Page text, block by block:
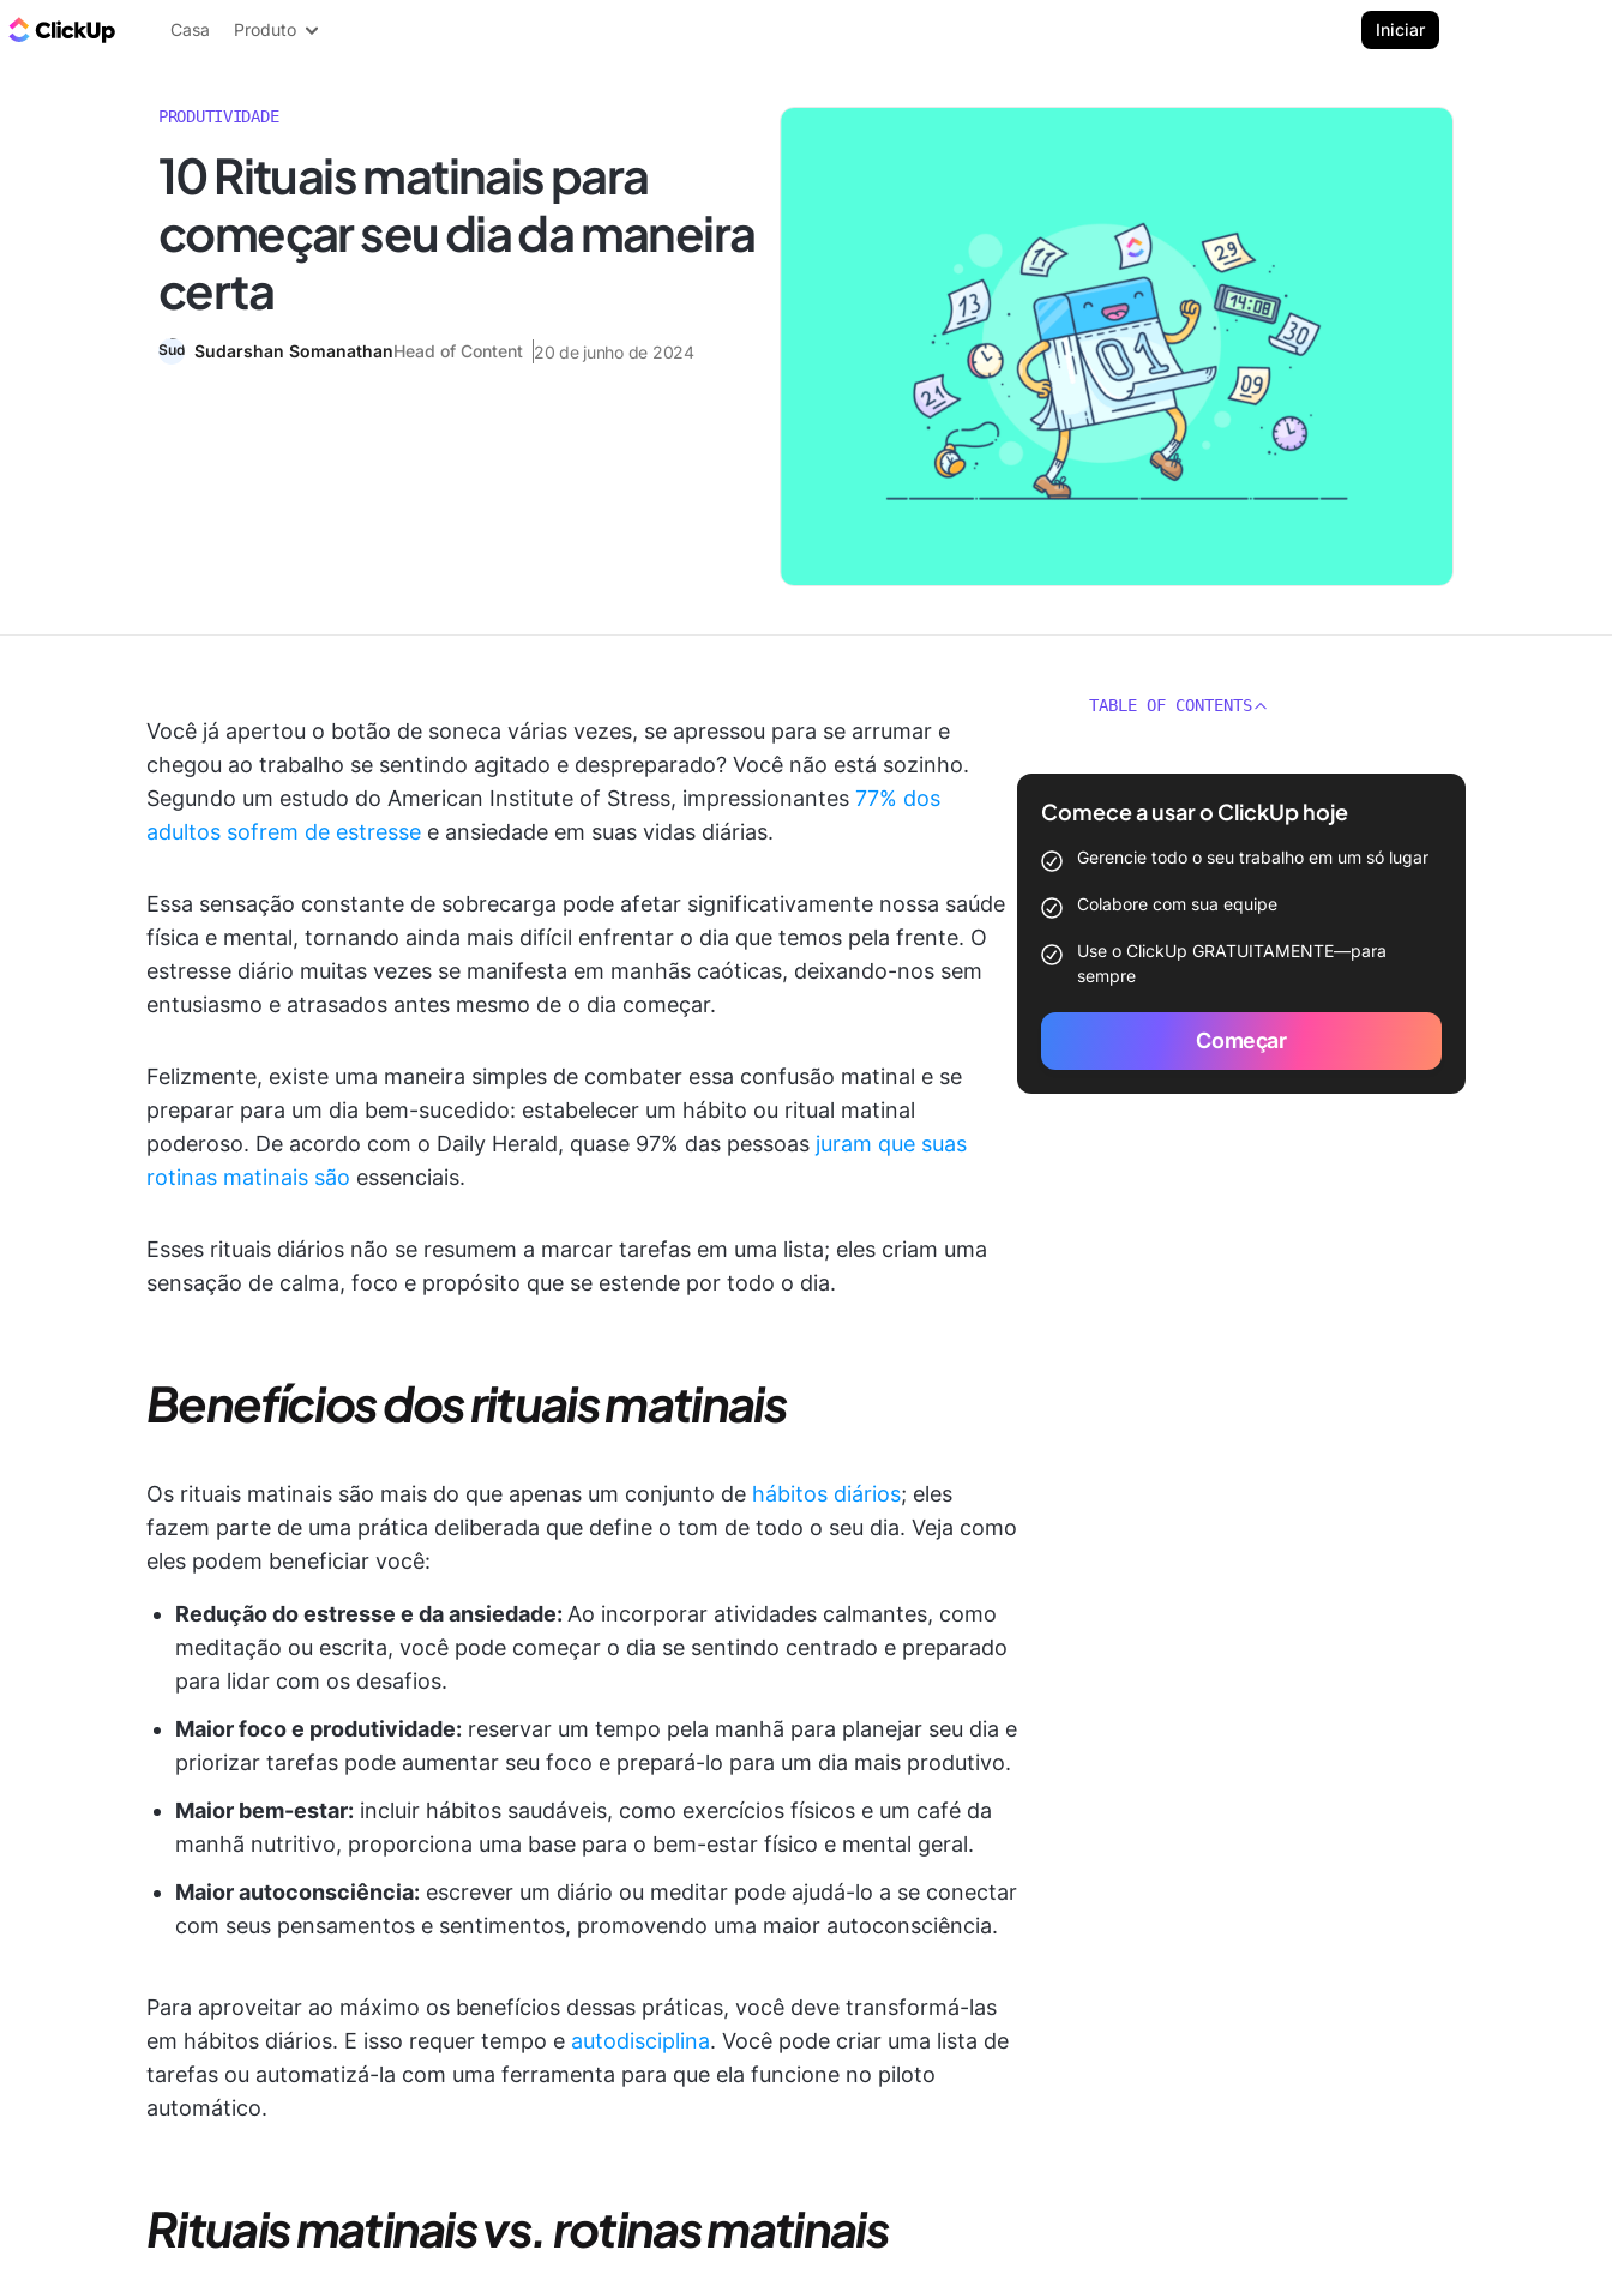
ClickUp Blogue
Casa Produto Iniciar
PRODUTIVIDADE
10 Rituais matinais para
começar seu dia da maneira
certa
Sudarshan SomanathanHead of Content 20 de junho de 2024
Você já apertou o botão de soneca várias vezes, se apressou para se arrumar e
chegou ao trabalho se sentindo agitado e despreparado? Você não está sozinho.
Segundo um estudo do American Institute of Stress, impressionantes 77% dos
adultos sofrem de estresse e ansiedade em suas vidas diárias.
Essa sensação constante de sobrecarga pode afetar significativamente nossa saúde
física e mental, tornando ainda mais difícil enfrentar o dia que temos pela frente. O
estresse diário muitas vezes se manifesta em manhãs caóticas, deixando-nos sem
entusiasmo e atrasados antes mesmo de o dia começar.
Felizmente, existe uma maneira simples de combater essa confusão matinal e se
preparar para um dia bem-sucedido: estabelecer um hábito ou ritual matinal
poderoso. De acordo com o Daily Herald, quase 97% das pessoas juram que suas
rotinas matinais são essenciais.
Esses rituais diários não se resumem a marcar tarefas em uma lista; eles criam uma
sensação de calma, foco e propósito que se estende por todo o dia.
Benefícios dos rituais matinais
Os rituais matinais são mais do que apenas um conjunto de hábitos diários; eles
fazem parte de uma prática deliberada que define o tom de todo o seu dia. Veja como
eles podem beneficiar você:
Redução do estresse e da ansiedade: Ao incorporar atividades calmantes, como
meditação ou escrita, você pode começar o dia se sentindo centrado e preparado
para lidar com os desafios.
Maior foco e produtividade: reservar um tempo pela manhã para planejar seu dia e
priorizar tarefas pode aumentar seu foco e prepará-lo para um dia mais produtivo.
Maior bem-estar: incluir hábitos saudáveis, como exercícios físicos e um café da
manhã nutritivo, proporciona uma base para o bem-estar físico e mental geral.
Maior autoconsciência: escrever um diário ou meditar pode ajudá-lo a se conectar
com seus pensamentos e sentimentos, promovendo uma maior autoconsciência.
Para aproveitar ao máximo os benefícios dessas práticas, você deve transformá-las
em hábitos diários. E isso requer tempo e autodisciplina. Você pode criar uma lista de
tarefas ou automatizá-la com uma ferramenta para que ela funcione no piloto
automático.
Rituais matinais vs. rotinas matinais
TABLE OF CONTENTS
Comece a usar o ClickUp hoje
Gerencie todo o seu trabalho em um só lugar
Colabore com sua equipe
Use o ClickUp GRATUITAMENTE—para
sempre
Começar